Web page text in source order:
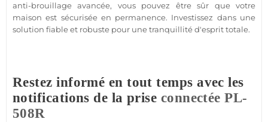
anti-brouillage avancée, vous pouvez être sûr que votre
maison est sécurisée en permanence. Investissez dans une
solution fiableet robuste pour une tranquillité d'esprit totale.
Restez informé en tout temps avec les
notifications de la prise connectée PL-
508R